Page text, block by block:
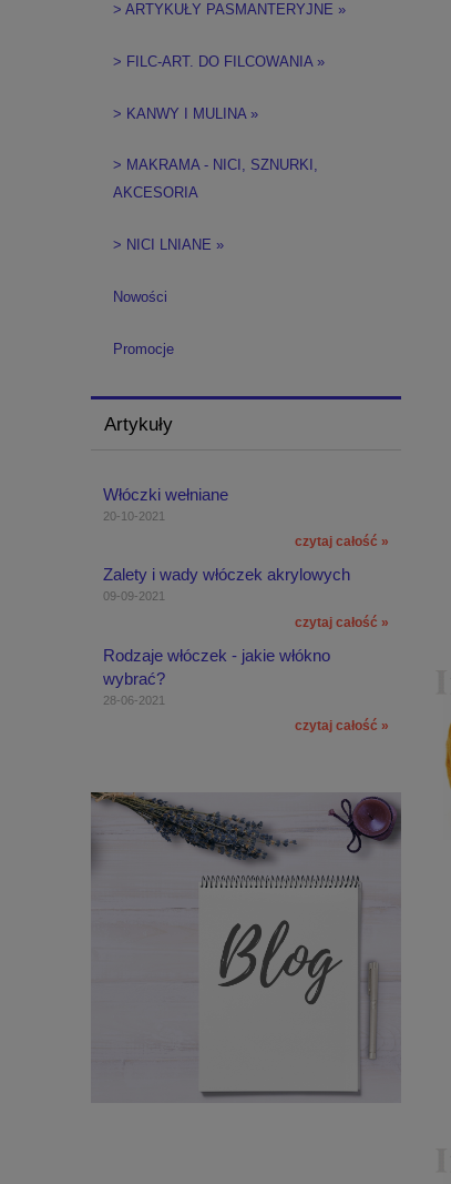
> ARTYKUŁY PASMANTERYJNE »
> FILC-ART. DO FILCOWANIA »
> KANWY I MULINA »
> MAKRAMA - NICI, SZNURKI,
AKCESORIA
> NICI LNIANE »
Nowości
Promocje
Artykuły
Włóczki wełniane
20-10-2021
czytaj całość »
Zalety i wady włóczek akrylowych
09-09-2021
czytaj całość »
Rodzaje włóczek - jakie włókno
wybrać?
28-06-2021
czytaj całość »